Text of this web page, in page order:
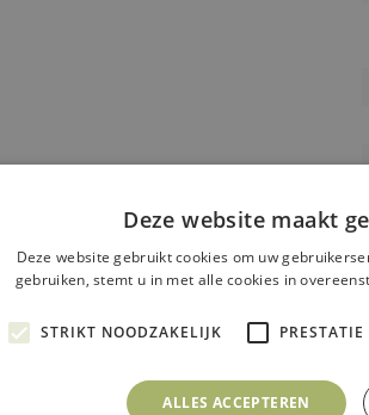
Deze website maakt
Deze website gebruikt cookies om uw
gebruiken, stemt u in met alle cookies in
STRIKT NOODZAKELIJK PRESTATIE
ALLES ACCEPTEREN